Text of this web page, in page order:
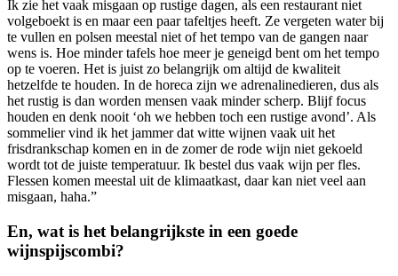
Ik zie het vaak misgaan op rustige dagen, als een restaurant niet
volgeboekt is en maar een paar tafeltjes heeft. Ze vergeten water bij
te vullen en polsen meestal niet of het tempo van de gangen naar
wens is. Hoe minder tafels hoe meer je geneigd bent om het tempo
op te voeren. Het is juist zo belangrijk om altijd de kwaliteit
hetzelfde te houden. In de horeca zijn we adrenalinedieren, dus als
het rustig is dan worden mensen vaak minder scherp. Blijf focus
houden en denk nooit ‘oh we hebben toch een rustige avond’. Als
sommelier vind ik het jammer dat witte wijnen vaak uit het
frisdrankschap komen en in de zomer de rode wijn niet gekoeld
wordt tot de juiste temperatuur. Ik bestel dus vaak wijn per fles.
Flessen komen meestal uit de klimaatkast, daar kan niet veel aan
misgaan, haha.”
En, wat is het belangrijkste in een goede
wijnspijscombi?